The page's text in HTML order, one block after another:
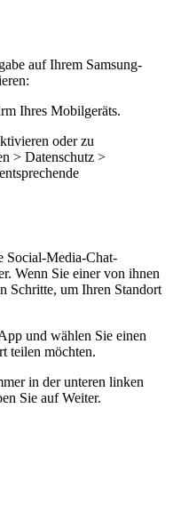
auf Ihrem Samsung-
Ihres Mobilgeräts.
oder zu
> Datenschutz >
Social-Media-Chat-
Wenn Sie einer von ihnen
Schritte, um Ihren Standort
und wählen Sie einen
teilen möchten.
in der unteren linken
Sie auf Weiter.